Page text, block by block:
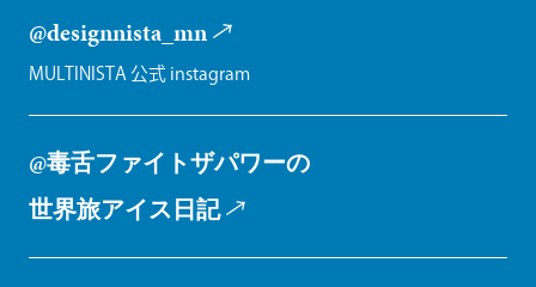
@designnista_mn
MULTINISTA 公式 instagram
@毒舌ファイトザパワーの
世界旅アイス日記